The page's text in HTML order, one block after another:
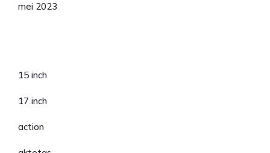
mei 2023
15 inch
17 inch
action